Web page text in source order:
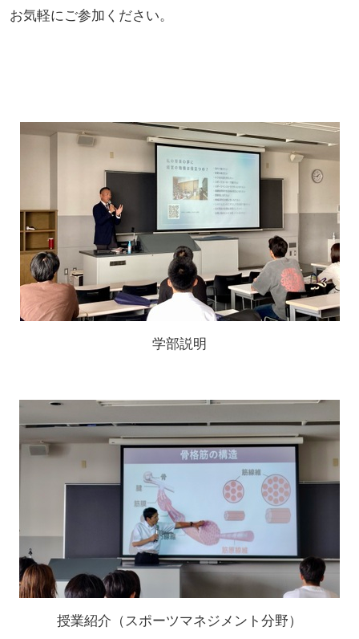
お気軽にご参加ください。
学部説明
授業紹介（スポーツマネジメント分野）